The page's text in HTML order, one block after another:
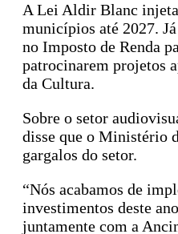
A Lei Aldir Blanc injeta
municípios até 2027.
no Imposto de Renda
patrocinarem projetos
da Cultura.
Sobre o setor
disse que o Ministério
gargalos do setor.
“Nós acabamos de
investimentos deste
juntamente com a